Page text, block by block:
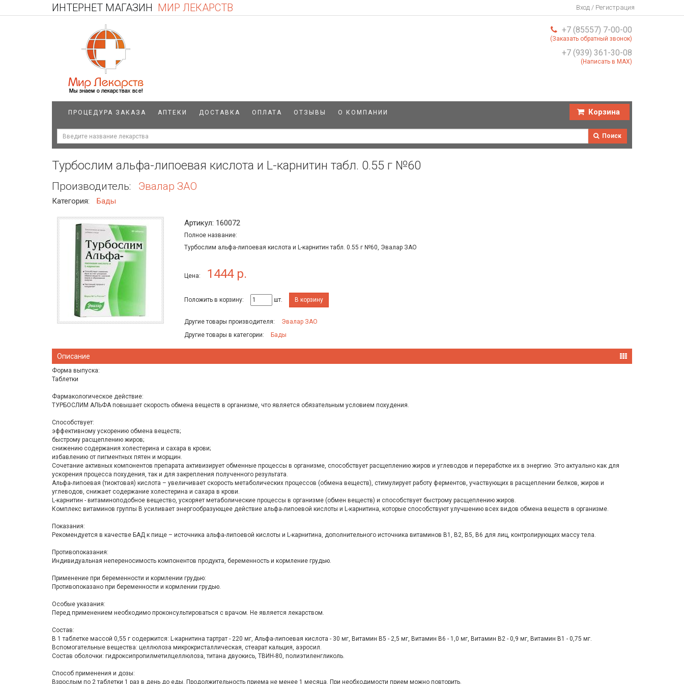
ИНТЕРНЕТ МАГАЗИН МИР ЛЕКАРСТВ Вход / Регистрация
+7 (85557) 7-00-00
(Заказать обратный звонок)
+7 (939) 361-30-08
(Написать в MAX)
ПРОЦЕДУРА ЗАКАЗА АПТЕКИ ДОСТАВКА ОПЛАТА ОТЗЫВЫ О КОМПАНИИ Корзина
Поиск
Турбослим альфа-липоевая кислота и L-карнитин табл. 0.55 г №60
Производитель: Эвалар ЗАО
Категория: Бады
Артикул: 160072
Полное название:
Турбослим альфа-липоевая кислота и L-карнитин табл. 0.55 г №60, Эвалар ЗАО
Цена: 1444 р.
Положить в корзину: шт. В корзину
Другие товары производителя:
Эвалар ЗАО
Другие товары в категории:
Бады
Описание
Форма выпуска:
Таблетки
Фармакологическое действие:
ТУРБОСЛИМ АЛЬФА повышает скорость обмена веществ в организме, что является обязательным условием похудения.
Способствует:
эффективному ускорению обмена веществ;
быстрому расщеплению жиров;
снижению содержания холестерина и сахара в крови;
избавлению от пигментных пятен и морщин.
Сочетание активных компонентов препарата активизирует обменные процессы в организме, способствует расщеплению жиров и углеводов и переработке их в энергию. Это актуально как для
ускорения процесса похудения, так и для закрепления полученного результата.
Альфа-липоевая (тиоктовая) кислота – увеличивает скорость метаболических процессов (обмена веществ), стимулирует работу ферментов, участвующих в расщеплении белков, жиров и
углеводов, снижает содержание холестерина и сахара в крови.
L-карнитин - витаминоподобное вещество, ускоряет метаболические процессы в организме (обмен веществ) и способствует быстрому расщеплению жиров.
Комплекс витаминов группы В усиливает энергообразующее действие альфа-липоевой кислоты и L-карнитина, которые способствуют улучшению всех видов обмена веществ в организме.
Показания:
Рекомендуется в качестве БАД к пище – источника альфа-липоевой кислоты и L-карнитина, дополнительного источника витаминов В1, В2, В5, В6 для лиц, контролирующих массу тела.
Противопоказания:
Индивидуальная непереносимость компонентов продукта, беременность и кормление грудью.
Применение при беременности и кормлении грудью:
Противопоказано при беременности и кормлении грудью.
Особые указания:
Перед применением необходимо проконсультироваться с врачом. Не является лекарством.
Состав:
В 1 таблетке массой 0,55 г содержится: L-карнитина тартрат - 220 мг, Альфа-липоевая кислота - 30 мг, Витамин В5 - 2,5 мг, Витамин В6 - 1,0 мг, Витамин В2 - 0,9 мг, Витамин В1 - 0,75 мг.
Вспомогательные вещества: целлюлоза микрокристаллическая, стеарат кальция, аэросил.
Состав оболочки: гидроксипропилметилцеллюлоза, титана двуокись, ТВИН-80, полиэтиленгликоль.
Способ применения и дозы:
Взрослым по 2 таблетки 1 раз в день до еды. Продолжительность приема не менее 1 месяца. При необходимости прием можно повторить.